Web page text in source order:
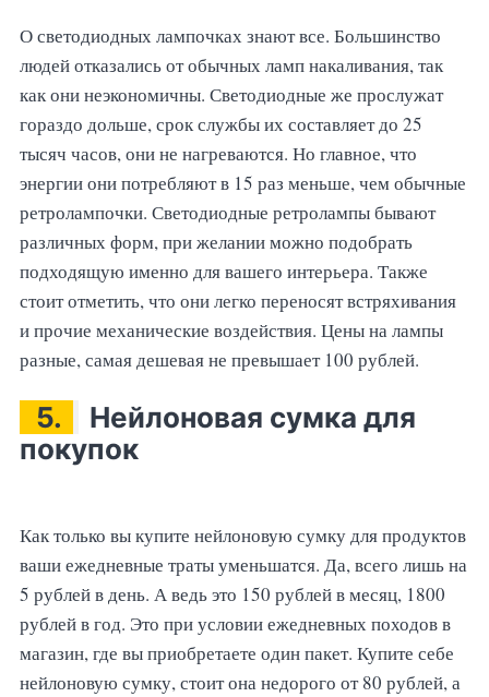
О светодиодных лампочках знают все. Большинство
людей отказались от обычных ламп накаливания, так
как они неэкономичны. Светодиодные же прослужат
гораздо дольше, срок службы их составляет до 25
тысяч часов, они не нагреваются. Но главное, что
энергии они потребляют в 15 раз меньше, чем обычные
ретролампочки. Светодиодные ретролампы бывают
различных форм, при желании можно подобрать
подходящую именно для вашего интерьера. Также
стоит отметить, что они легко переносят встряхивания
и прочие механические воздействия. Цены на лампы
разные, самая дешевая не превышает 100 рублей.
5.
Нейлоновая сумка для
покупок
Как только вы купите нейлоновую сумку для продуктов
ваши ежедневные траты уменьшатся. Да, всего лишь на
5 рублей в день. А ведь это 150 рублей в месяц, 1800
рублей в год. Это при условии ежедневных походов в
магазин, где вы приобретаете один пакет. Купите себе
нейлоновую сумку, стоит она недорого от 80 рублей, а